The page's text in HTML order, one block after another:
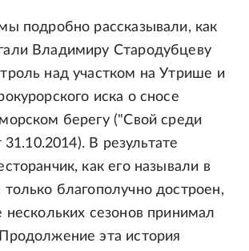
подробно рассказывали, как
Владимиру Стародубцеву
над участком на Утрише и
иска о сносе
берегу ("Свой среди
В результате
как его называли в
благополучно достроен,
нескольких сезонов принимал
эта история